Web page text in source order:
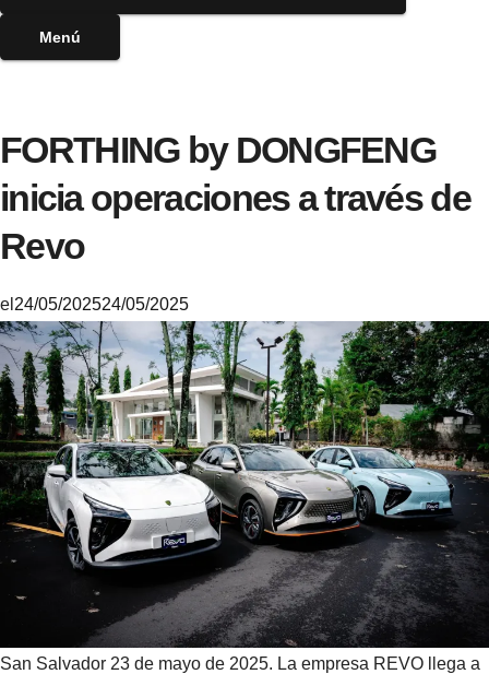
Menú
FORTHING by DONGFENG
inicia operaciones a través de
Revo
M
i
k
e
el 24/05/202524/05/2025
San Salvador 23 de mayo de 2025. La empresa REVO llega a